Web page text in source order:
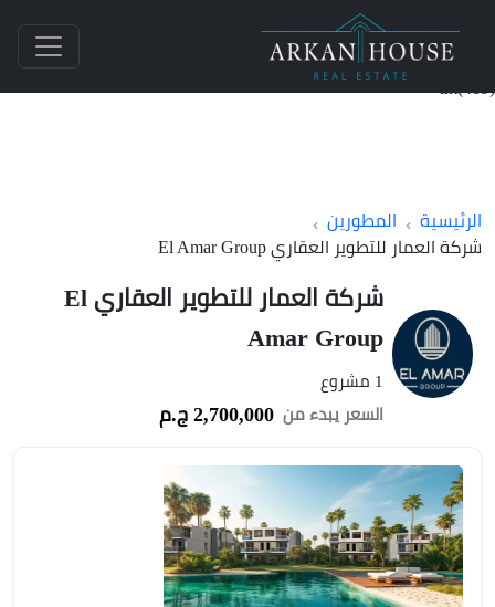
الرئيسية
المطورين
شركة العمار للتطوير العقاري El Amar Group
شركة العمار للتطوير العقاري El
Amar Group
1 مشروع
السعر يبدء من 2,700,000 ج.م